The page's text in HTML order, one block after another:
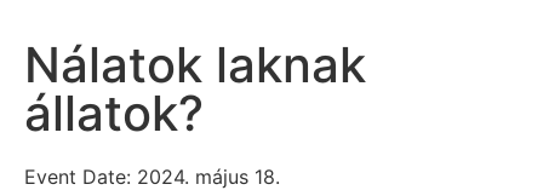
Nálatok laknak
állatok?
Event Date: 2024. május 18.